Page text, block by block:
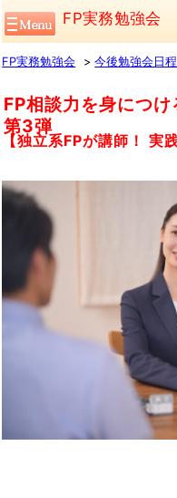
FP実務勉強会
FP実務勉強会 今後勉強会日
FP相談力を身につ
第3弾
【独立系FPが講師！ 実